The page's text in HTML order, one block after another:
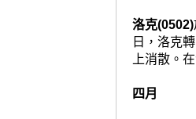
洛克(0502)
日，洛克
上消散。
四月